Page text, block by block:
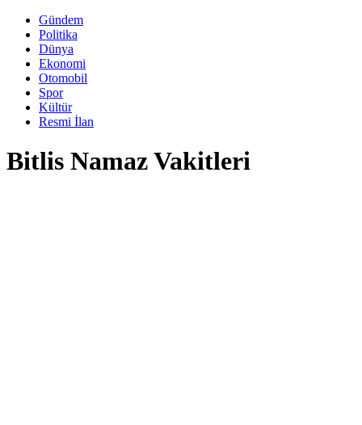
Gündem
Politika
Dünya
Ekonomi
Otomobil
Spor
Kültür
Resmi İlan
Bitlis Namaz Vakitleri